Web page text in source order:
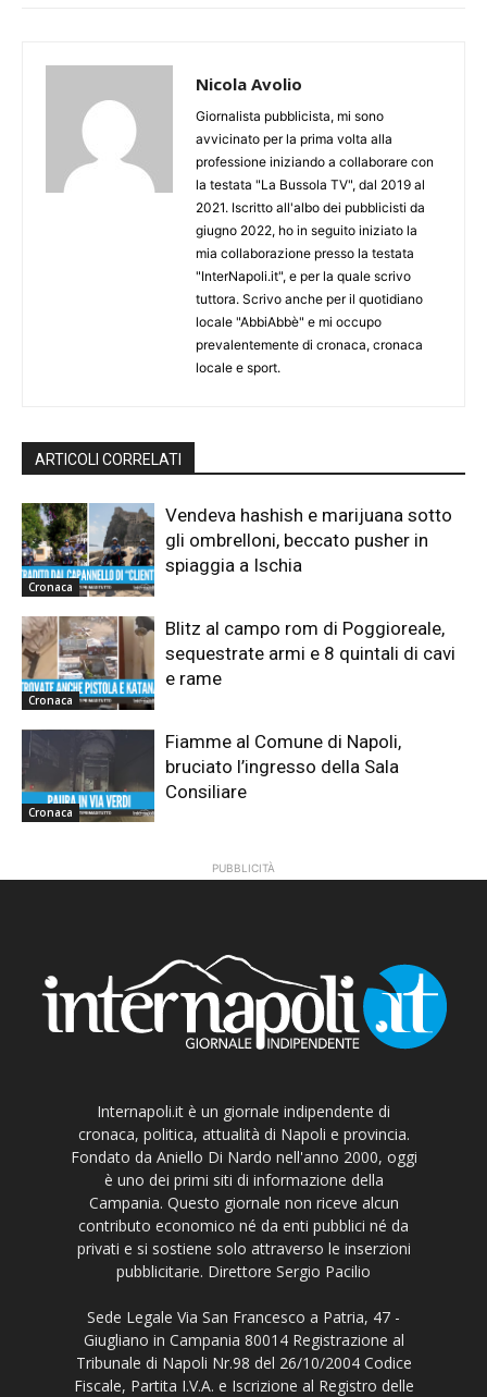
Nicola Avolio
Giornalista pubblicista, mi sono
avvicinato per la prima volta alla
professione iniziando a collaborare con
la testata "La Bussola TV", dal 2019 al
2021. Iscritto all'albo dei pubblicisti da
giugno 2022, ho in seguito iniziato la
mia collaborazione presso la testata
"InterNapoli.it", e per la quale scrivo
tuttora. Scrivo anche per il quotidiano
locale "AbbiAbbè" e mi occupo
prevalentemente di cronaca, cronaca
locale e sport.
ARTICOLI CORRELATI
Cronaca
Vendeva hashish e marijuana sotto
gli ombrelloni, beccato pusher in
spiaggia a Ischia
Cronaca
Blitz al campo rom di Poggioreale,
sequestrate armi e 8 quintali di cavi
e rame
Cronaca
Fiamme al Comune di Napoli,
bruciato l’ingresso della Sala
Consiliare
PUBBLICITÀ
Internapoli.it è un giornale indipendente di
cronaca, politica, attualità di Napoli e provincia.
Fondato da Aniello Di Nardo nell'anno 2000, oggi
è uno dei primi siti di informazione della
Campania. Questo giornale non riceve alcun
contributo economico né da enti pubblici né da
privati e si sostiene solo attraverso le inserzioni
pubblicitarie. Direttore Sergio Pacilio
Sede Legale Via San Francesco a Patria, 47 -
Giugliano in Campania 80014 Registrazione al
Tribunale di Napoli Nr.98 del 26/10/2004 Codice
Fiscale, Partita I.V.A. e Iscrizione al Registro delle